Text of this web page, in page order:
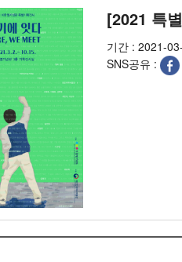
[2021 특
기간 : 2021-
SNS공유 :